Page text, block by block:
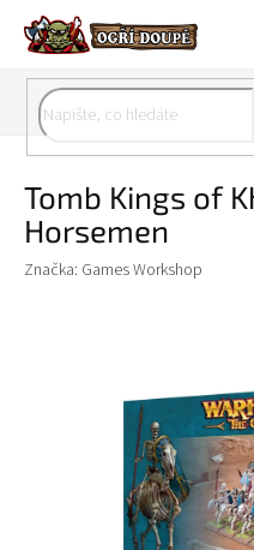
obsah
Tomb Kings of
Horsemen
Značka: Games Workshop